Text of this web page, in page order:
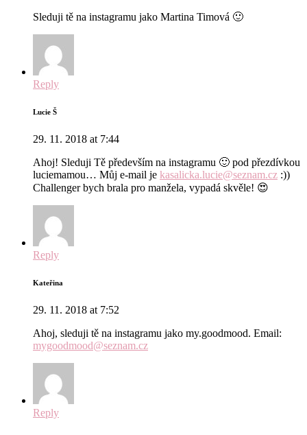
Sleduji tě na instagramu jako Martina Timová 🙂
Reply
Lucie Š
29. 11. 2018 at 7:44
Ahoj! Sleduji Tě především na instagramu 🙂 pod přezdívkou
luciemamou… Můj e-mail je kasalicka.lucie@seznam.cz :))
Challenger bych brala pro manžela, vypadá skvěle! 😍
Reply
Kateřina
29. 11. 2018 at 7:52
Ahoj, sleduji tě na instagramu jako my.goodmood. Email:
mygoodmood@seznam.cz
Reply